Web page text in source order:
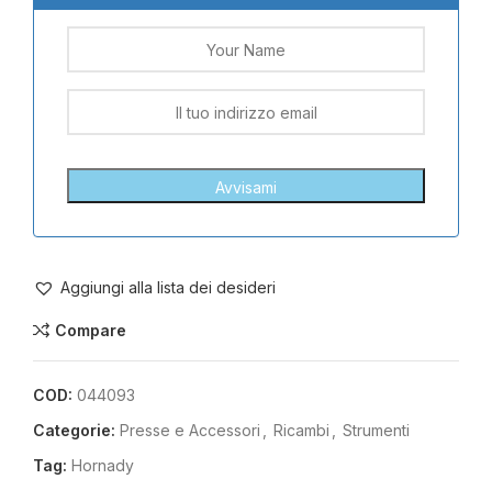
Aggiungi alla lista dei desideri
Compare
COD: 044093
Categorie: Presse e Accessori Ricambi
Strumenti
Tag: Hornady